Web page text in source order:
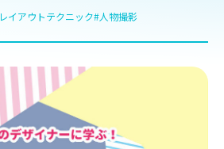
レイアウトテクニック 人物撮影